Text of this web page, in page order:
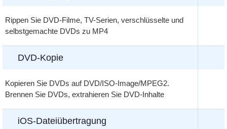
Rippen Sie DVD-Filme, TV-Serien, verschlüsselte und
selbstgemachte DVDs zu MP4
DVD-Kopie
Kopieren Sie DVDs auf DVD/ISO-Image/MPEG2.
Brennen Sie DVDs, extrahieren Sie DVD-Inhalte
iOS-Dateiübertragung